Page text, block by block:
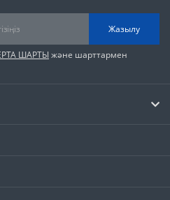
Жазылу
ШАРТЫ және шарттармен